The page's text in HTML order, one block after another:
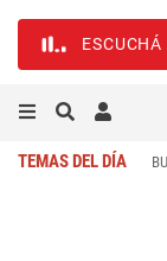
ESCUCHÁ
TEMAS DEL DÍA